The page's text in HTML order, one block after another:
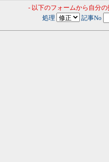
- 以下のフォームから自分
処理
記事No